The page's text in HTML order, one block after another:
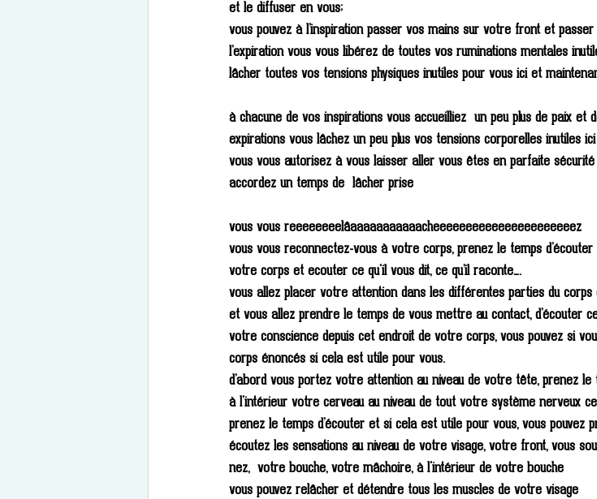
et le diffuser en vous;
vous pouvez à l’inspiration passer vos mains sur votre front et
l’expiration vous vous libérez de toutes vos ruminations mentales
lâcher toutes vos tensions physiques inutiles pour vous ici et
à chacune de vos inspirations vous accueilliez  un peu plus de paix
expirations vous lâchez un peu plus vos tensions corporelles inutiles
vous vous autorisez à vous laisser aller vous êtes en parfaite
accordez un temps de  lâcher prise
vous vous reeeeeeeelâaaaaaaaaaaacheeeeeeeeeeeeeeeeeeeeeez
vous vous reconnectez-vous à votre corps, prenez le temps
votre corps et ecouter ce qu'il vous dit, ce qu’il raconte….
vous allez placer votre attention dans les différentes parties du corps
et vous allez prendre le temps de vous mettre au contact, d’écouter
votre conscience depuis cet endroit de votre corps, vous pouvez si
corps énoncés si cela est utile pour vous.
d’abord vous portez votre attention au niveau de votre tête, prenez
à l'intérieur votre cerveau au niveau de tout votre système nerveux
prenez le temps d’écouter et si cela est utile pour vous, vous
écoutez les sensations au niveau de votre visage, votre front, vous
nez,  votre bouche, votre mâchoire, à l'intérieur de votre bouche
vous pouvez relâcher et détendre tous les muscles de votre visage